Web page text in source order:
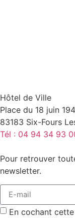
Hôtel de Ville
Place du 18 juin
83183 Six-Fours
Tél : 04 94 34 93
Pour retrouver
newsletter.
En cochant